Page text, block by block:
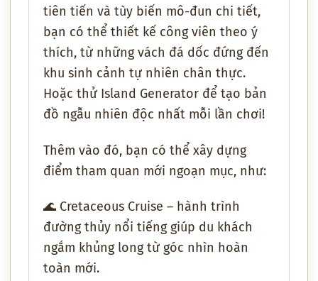
tiên tiến và tùy biến mô-đun chi tiết,
bạn có thể thiết kế công viên theo ý
thích, từ nhữngvách đá dốc đứngđến
khu sinh cảnh tự nhiên chân thực.
Hoặc thử Island Generator để tạo bản
đồ ngẫu nhiên độc nhất mỗi lần chơi!
Thêm vào đó, bạn có thể xây dựng
điểm tham quan mới ngoạn mục, như:
🌊 Cretaceous Cruise – hành trình
đường thủy nổi tiếng giúp du khách
ngắm khủng long từ góc nhìn hoàn
toàn mới.